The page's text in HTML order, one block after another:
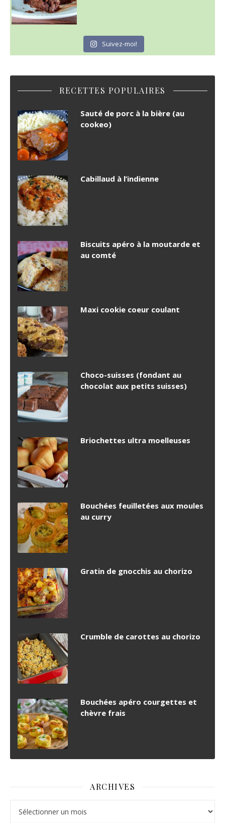
Suivez-moi!
RECETTES POPULAIRES
Sauté de porc à la bière (au
cookeo)
Cabillaud à l’indienne
Biscuits apéro à la moutarde et
au comté
Maxi cookie coeur coulant
Choco-suisses (fondant au
chocolat aux petits suisses)
Briochettes ultra moelleuses
Bouchées feuilletées aux moules
au curry
Gratin de gnocchis au chorizo
Crumble de carottes au chorizo
Bouchées apéro courgettes et
chèvre frais
ARCHIVES